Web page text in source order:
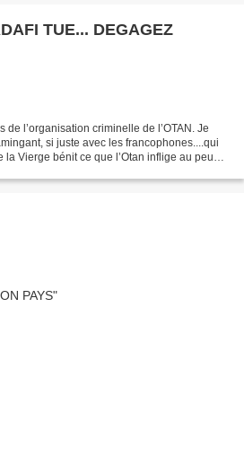
TUE... DEGAGEZ
de l’organisation criminelle de l’OTAN. Je
si juste avec les francophones....qui
Vierge bénit ce que l’Otan inflige au peuple